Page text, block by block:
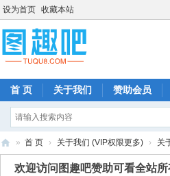
设为首页 收藏本站
首 页 关于我们 赞助会员
» 首 页 › 关于我们 (VIP权限更多) › 关
欢迎访问图趣吧赞助可看全站